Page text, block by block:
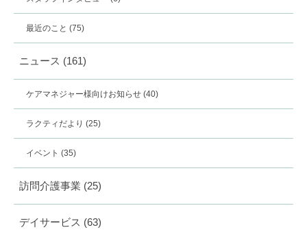
最近のこと (75)
ニュース (161)
ケアマネジャー様向けお知らせ (40)
ラクティだより (25)
イベント (35)
訪問介護事業 (25)
デイサービス (63)